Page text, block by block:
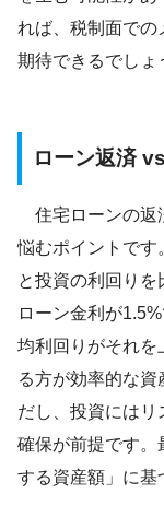
れば、税制面で
期待できるでしょ
ローン返済
住宅ローンの返
悩むポイントです
と投資の利回り
ローン金利が
均利回りがそれを
る方が効率的な
だし、投資には
確保が前提です。
する資産額」に基